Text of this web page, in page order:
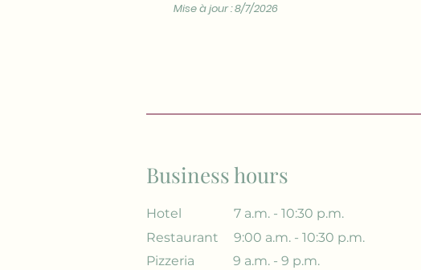
Mise à jour : 8/7/2026
Business hours
Hotel
7 a.m. - 10:30 p.m.
Restaurant
9:00 a.m. - 10:30 p.m.
Pizzeria
9 a.m. - 9 p.m.